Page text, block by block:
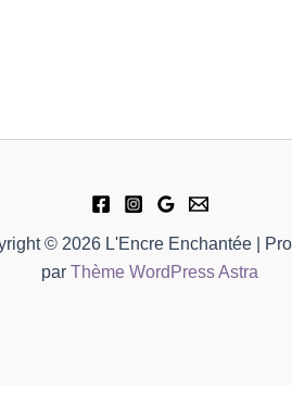
© 2026 L'Encre Enchantée |
par Thème WordPress Astra